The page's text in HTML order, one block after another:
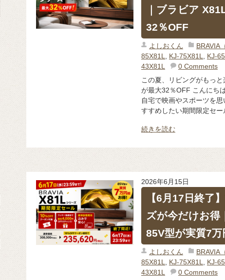
｜ブラビア
32％OFF
よしおくん BRAVIA
85X81L, KJ-75X81L, KJ-
43X81L
0 Comments
この夏、リビングがもっ
が最大32％OFF こんにち
自宅で映画やスポーツを
すすめしたい期間限定セ
続きを読む
2026年6月15日
【6月17日終了
ズが今だけお得
85V型が実質7万
よしおくん BRAVIA
85X81L
KJ-75X81L KJ-
43X81L
0 Comments